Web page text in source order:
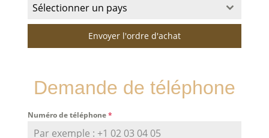
Sélectionner un pays
Envoyer l'ordre d'achat
Demande de téléphone
Numéro de téléphone*